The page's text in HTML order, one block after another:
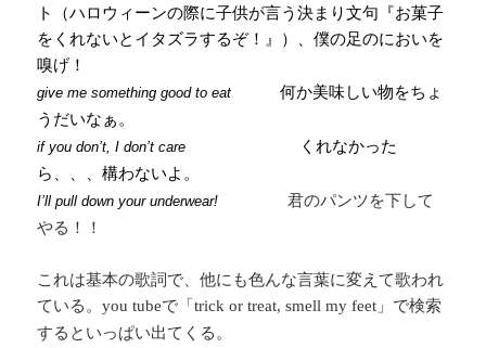
ト（ハロウィーンの際に子供が言う決まり文句『お菓子
をくれないとイタズラするぞ！』）、僕の足のにおいを
嗅げ！
give me something good to eat
何か美味しい物をちょ
うだいなぁ。
if you don’t, I don’t care
くれなかった
ら、、、構わないよ。
I’ll pull down your underwear!
君のパンツを下して
やる！！
これは基本の歌詞で、他にも色んな言葉に変えて歌われ
ている。you tubeで「trick or treat, smell my feet 」で検索
するといっぱい出てくる。